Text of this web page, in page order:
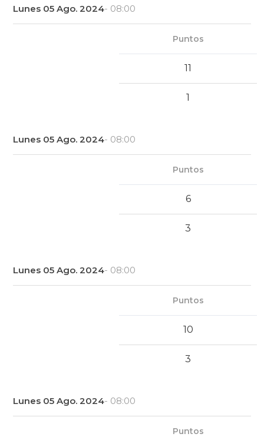
Lunes 05 Ago. 2024- 08:00
Puntos
11
1
Lunes 05 Ago. 2024- 08:00
Puntos
6
3
Lunes 05 Ago. 2024- 08:00
Puntos
10
3
Lunes 05 Ago. 2024- 08:00
Puntos